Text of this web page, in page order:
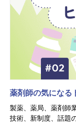
薬剤師の気になる
製薬、薬局、薬剤師
技術、新制度、話題